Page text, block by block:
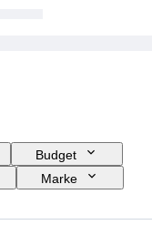
Budget
Marke